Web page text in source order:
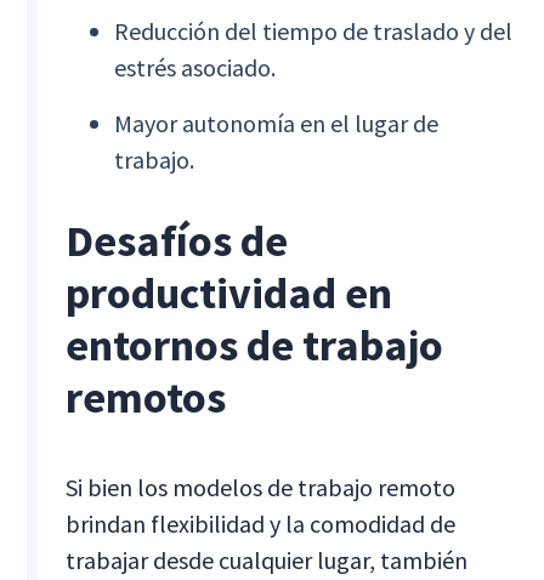
Reducción del tiempo de traslado y del
estrés asociado.
Mayor autonomía en el lugar de
trabajo.
Desafíos de
productividad en
entornos de trabajo
remotos
Si bien los modelos de trabajo remoto
brindan flexibilidad y la comodidad de
trabajar desde cualquier lugar, también